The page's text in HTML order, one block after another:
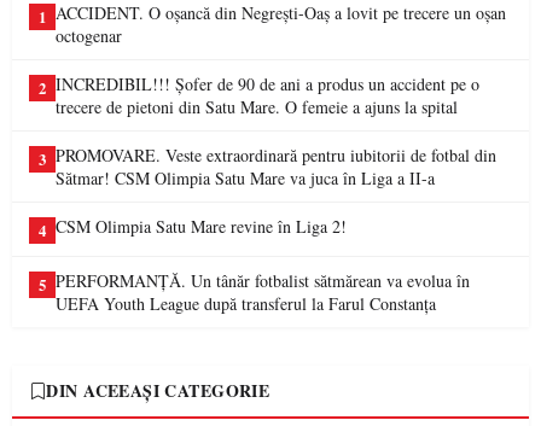
1 ACCIDENT. O oșancă din Negrești-Oaș a lovit pe trecere un oșan
octogenar
2 INCREDIBIL!!! Șofer de 90 de ani a produs un accident pe o
trecere de pietoni din Satu Mare. O femeie a ajuns la spital
3 PROMOVARE. Veste extraordinară pentru iubitorii de fotbal din
Sătmar! CSM Olimpia Satu Mare va juca în Liga a II-a
4 CSM Olimpia Satu Mare revine în Liga 2!
5 PERFORMANȚĂ. Un tânăr fotbalist sătmărean va evolua în
UEFA Youth League după transferul la Farul Constanța
DIN ACEEAȘI CATEGORIE